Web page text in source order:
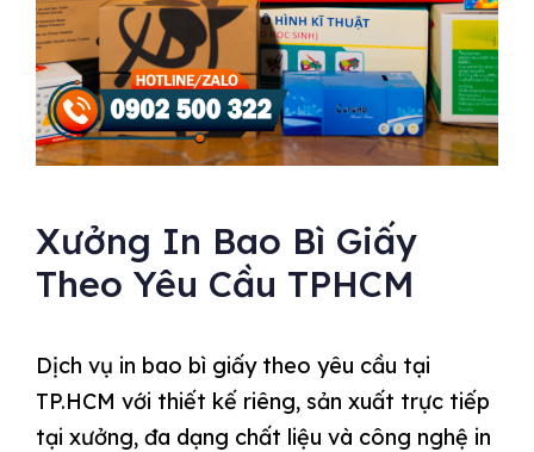
Xưởng In Bao Bì Giấy
Theo Yêu Cầu TPHCM
Dịch vụ in bao bì giấy theo yêu cầu tại
TP.HCM với thiết kế riêng, sản xuất trực tiếp
tại xưởng, đa dạng chất liệu và công nghệ in